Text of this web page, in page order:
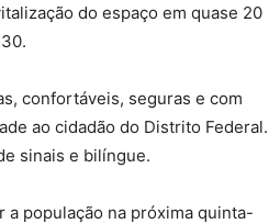
do espaço em quase 20
confortáveis, seguras e com
ao cidadão do Distrito Federal.
sinais e bilíngue.
a população na próxima quinta-